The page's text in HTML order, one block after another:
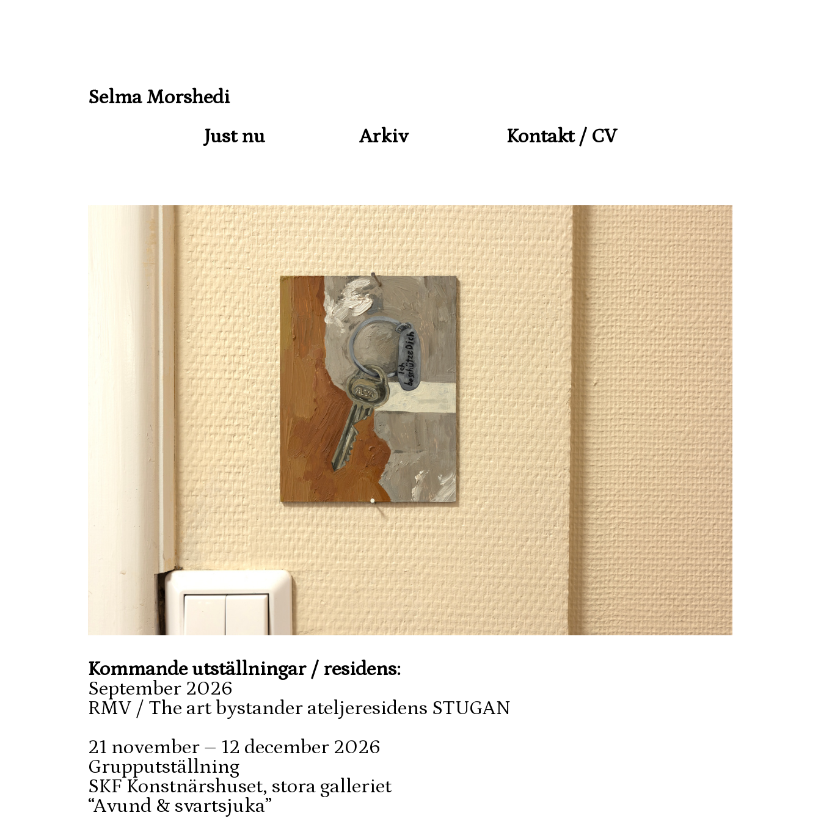
Selma Morshedi
Just nu
Arkiv Kontakt / CV
Kommande utställningar / residens:
September 2026
RMV / The art bystander ateljeresidens STUGAN
21 november – 12 december 2026
Grupputställning
SKF Konstnärshuset, stora galleriet
“Avund & svartsjuka”